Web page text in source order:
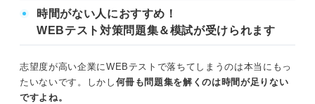
求める距離をxmとおく。往路の時間はx/60分、復路の時間
はx/150分である。合計時間が28分であることから、x/60＋
x/150＝28の方程式を立てる。最小公倍数である300を両辺
る。これを解くとx＝1,200となる。速さの単位が分速であ
るため、そのまま計算をおこなえば良い。
時間がない人におすすめ！
WEBテスト対策問題集＆模試が受けられます
志望度が高い企業にWEBテストで落ちてしまうのは本当にもっ
たいないです。しかし 何冊も問題集を解くのは時間が足りない
ですよね。